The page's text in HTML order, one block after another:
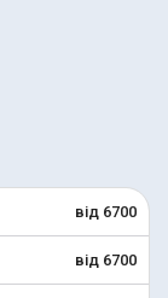
від 6700
від 6700